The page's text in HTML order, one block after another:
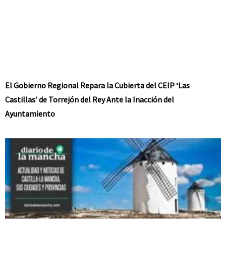
El Gobierno Regional Repara la Cubierta del CEIP ‘Las
Castillas’ de Torrejón del Rey Ante la Inacción del
Ayuntamiento